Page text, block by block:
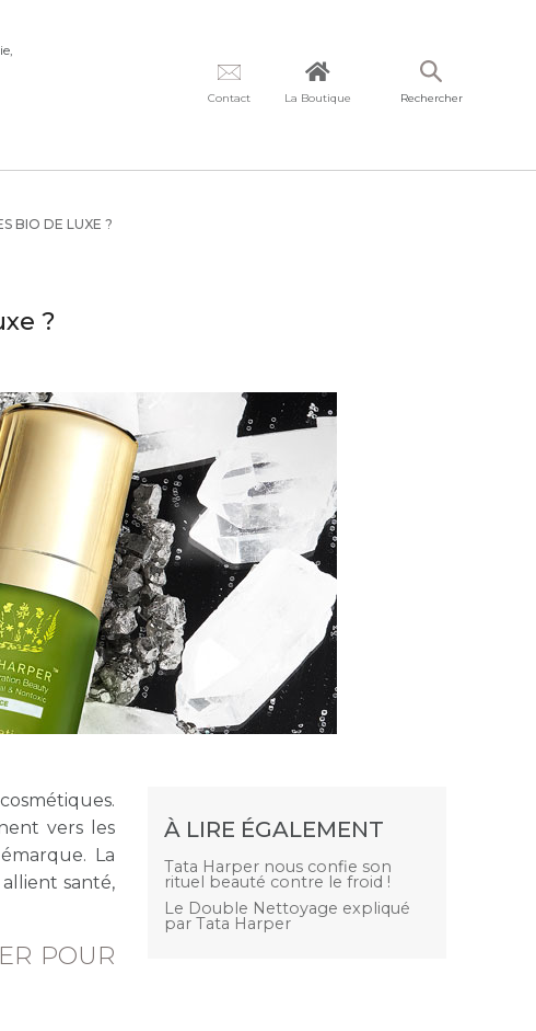
Contact La Boutique Rechercher
BIO DE LUXE ?
?
vers les
La
santé,
POUR
À LIRE ÉGALEMENT
Tata Harper nous confie son
rituel beauté contre le froid !
Le Double Nettoyage expliqué
par Tata Harper